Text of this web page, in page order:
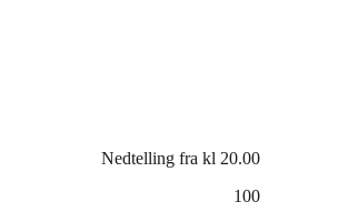
Nedtelling fra kl 20.00
100